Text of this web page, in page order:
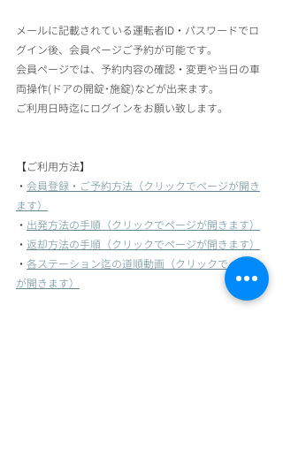
メールに記載されている運転者ID・パスワードでロ
グイン後、会員ページご予約が可能です。
会員ページでは、予約内容の確認・変更や当日の車
両操作(ドアの開錠･施錠)などが出来ます。
ご利用日時迄にログインをお願い致します。
【ご利用方法】
・ 会員登録・ご予約方法（クリックでページが開き
ます）
・ 出発方法の手順（クリックでページが開きます）
・ 返却方法の手順（クリックでページが開きます）
・ 各ステーション迄の道順動画（クリックでページ
が開きます）